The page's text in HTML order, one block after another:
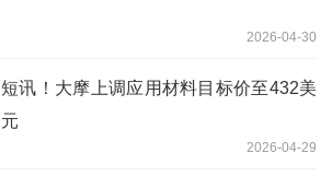
2026-04-30
短讯！大摩上调应用材料目标价至432美
元
2026-04-29